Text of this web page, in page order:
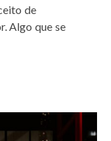
de
Algo que se